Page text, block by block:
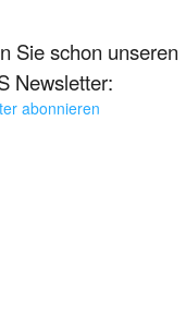
Sie schon unseren
Newsletter:
abonnieren